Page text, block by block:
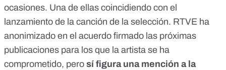
ocasiones. Una de ellas coincidiendo con el
lanzamiento de la canción de la selección. RTVE ha
anonimizado en el acuerdo firmado las próximas
publicaciones para los que la artista se ha
comprometido, pero sí figura una mención a la